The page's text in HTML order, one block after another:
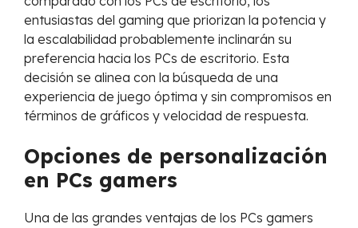
entusiastas del gaming que priorizan la potencia y
la escalabilidad probablemente inclinarán su
preferencia hacia los PCs de escritorio. Esta
decisión se alinea con la búsqueda de una
experiencia de juego óptima y sin compromisos en
términos de gráficos y velocidad de respuesta.
Opciones de personalización
en PCs gamers
Una de las grandes ventajas de los PCs gamers